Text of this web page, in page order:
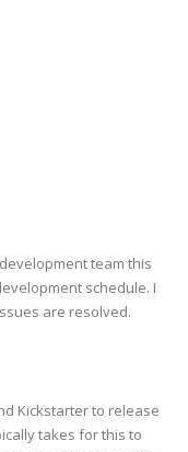
team this
schedule. I
are resolved.
Kickstarter to release
takes for this to